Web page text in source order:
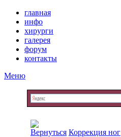
главная
инфо
хирурги
галерея
форум
контакты
Меню
Коррекция ног